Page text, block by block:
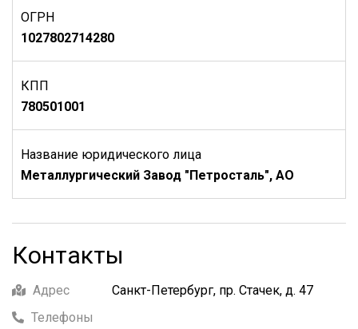
ОГРН
1027802714280
КПП
780501001
Название юридического лица
Металлургический Завод "Петросталь", АО
Контакты
Адрес
Санкт-Петербург, пр. Стачек, д. 47
Телефоны